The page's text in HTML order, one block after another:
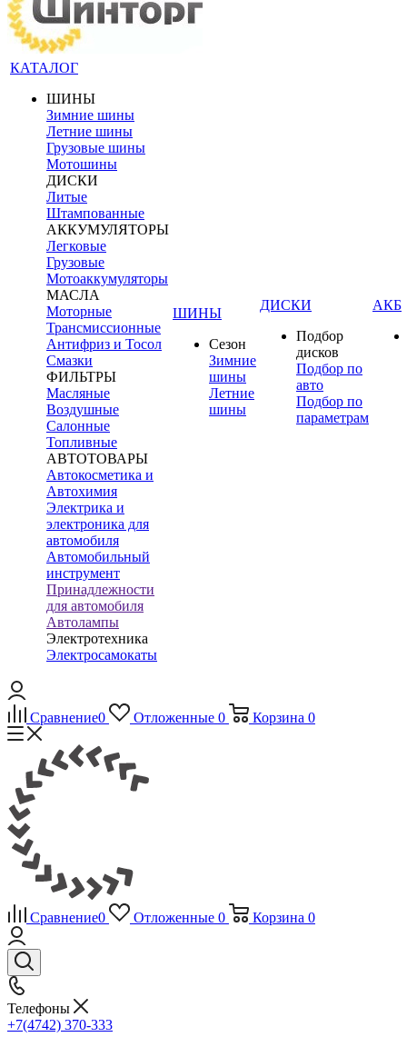
КАТАЛОГ
ШИНЫ
Зимние шины
Летние шины
Грузовые шины
Мотошины
ДИСКИ
Литые
Штампованные
АККУМУЛЯТОРЫ
Легковые
Грузовые
Мотоаккумуляторы
МАСЛА
Моторные
Трансмиссионные
Антифриз и Тосол
Смазки
ФИЛЬТРЫ
Масляные
Воздушные
Салонные
Топливные
АВТОТОВАРЫ
Автокосметика и
Автохимия
Электрика и
электроника для
автомобиля
Автомобильный
инструмент
Принадлежности
для автомобиля
Автолампы
Электротехника
Электросамокаты
ШИНЫ
Сезон
Зимние
шины
Летние
шины
ДИСКИ
Подбор
дисков
Подбор по
авто
Подбор по
параметрам
АКБ
Сравнение0 Отложенные 0 Корзина 0
Сравнение0 Отложенные 0 Корзина 0
Телефоны
+7(4742) 370-333